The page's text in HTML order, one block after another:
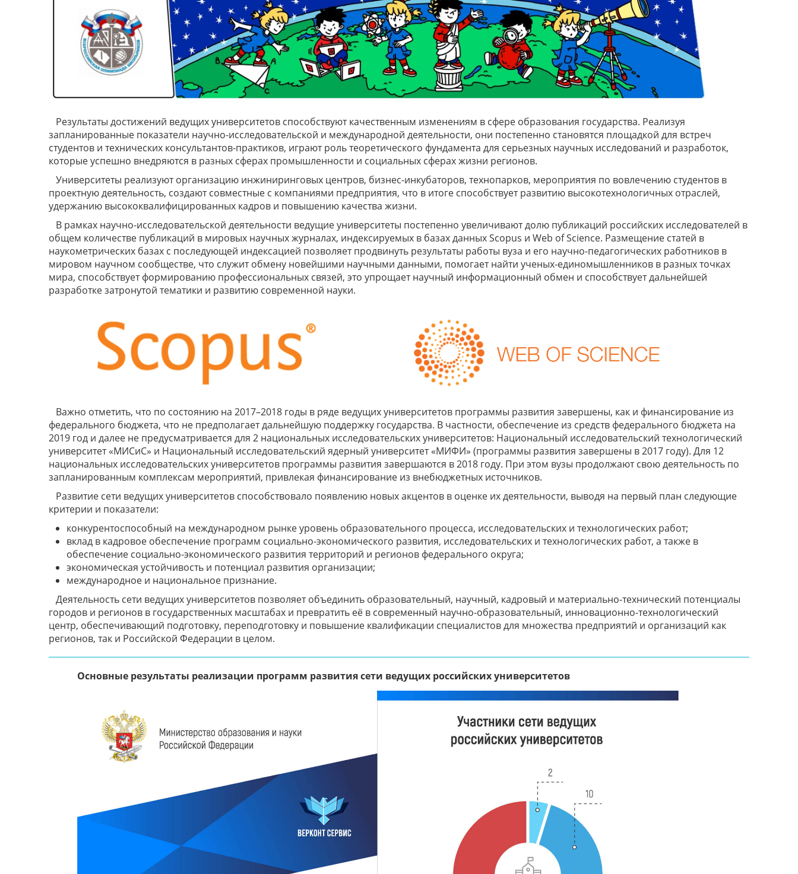
Результаты достижений ведущих университетов способствуют качественным изменениям в сфере образования государства. Реализуя
запланированные показатели научно-исследовательской и международной деятельности, они постепенно становятся площадкой для встреч
студентов и технических консультантов-практиков, играют роль теоретического фундамента для серьезных научных исследований и разработок,
которые успешно внедряются в разных сферах промышленности и социальных сферах жизни регионов.
Университеты реализуют организацию инжиниринговых центров, бизнес-инкубаторов, технопарков, мероприятия по вовлечению студентов в
проектную деятельность, создают совместные с компаниями предприятия, что в итоге способствует развитию высокотехнологичных отраслей,
удержанию высококвалифицированных кадров и повышению качества жизни.
В рамках научно-исследовательской деятельности ведущие университеты постепенно увеличивают долю публикаций российских исследователей в
общем количестве публикаций в мировых научных журналах, индексируемых в базах данных Scopus и Web of Science. Размещение статей в
наукометрических базах с последующей индексацией позволяет продвинуть результаты работы вуза и его научно-педагогических работников в
мировом научном сообществе, что служит обмену новейшими научными данными, помогает найти ученых-единомышленников в разных точках
мира, способствует формированию профессиональных связей, это упрощает научный информационный обмен и способствует дальнейшей
разработке затронутой тематики и развитию современной науки.
Важно отметить, что по состоянию на 2017–2018 годы в ряде ведущих университетов программы развития завершены, как и финансирование из
федерального бюджета, что не предполагает дальнейшую поддержку государства. В частности, обеспечение из средств федерального бюджета на
2019 год и далее не предусматривается для 2 национальных исследовательских университетов: Национальный исследовательский технологический
университет «МИСиС» и Национальный исследовательский ядерный университет «МИФИ» (программы развития завершены в 2017 году). Для 12
национальных исследовательских университетов программы развития завершаются в 2018 году. При этом вузы продолжают свою деятельность по
запланированным комплексам мероприятий, привлекая финансирование из внебюджетных источников.
Развитие сети ведущих университетов способствовало появлению новых акцентов в оценке их деятельности, выводя на первый план следующие
критерии и показатели:
конкурентоспособный на международном рынке уровень образовательного процесса, исследовательских и технологических работ;
вклад в кадровое обеспечение программ социально-экономического развития, исследовательских и технологических работ, а также в
обеспечение социально-экономического развития территорий и регионов федерального округа;
экономическая устойчивость и потенциал развития организации;
международное и национальное признание.
Деятельность сети ведущих университетов позволяет объединить образовательный, научный, кадровый и материально-технический потенциалы
городов и регионов в государственных масштабах и превратить её в современный научно-образовательный, инновационно-технологический
центр, обеспечивающий подготовку, переподготовку и повышение квалификации специалистов для множества предприятий и организаций как
регионов, так и Российской Федерации в целом.
Основные результаты реализации программ развития сети ведущих российских университетов